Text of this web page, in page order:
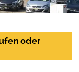
oder